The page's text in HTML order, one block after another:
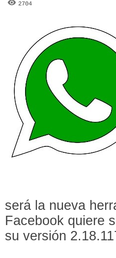
2704
será la nueva
Facebook quiere
su versión